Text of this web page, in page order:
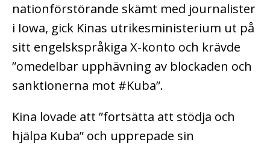
nationförstörande skämt med journalister
i Iowa, gick Kinas utrikesministerium ut på
sitt engelskspråkiga X-konto och krävde
”omedelbar upphävning av blockaden och
sanktionerna mot #Kuba”.
Kina lovade att ”fortsätta att stödja och
hjälpa Kuba” och upprepade sin